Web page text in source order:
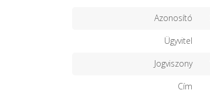
Azonosító
Ügyvitel
Jogviszony
Cím